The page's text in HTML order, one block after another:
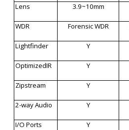
Lens 3.9~10mm
WDR Forensic WDR
Lightfinder Y
OptimizedIR Y
Zipstream Y
2-way Audio Y
I/O Ports Y